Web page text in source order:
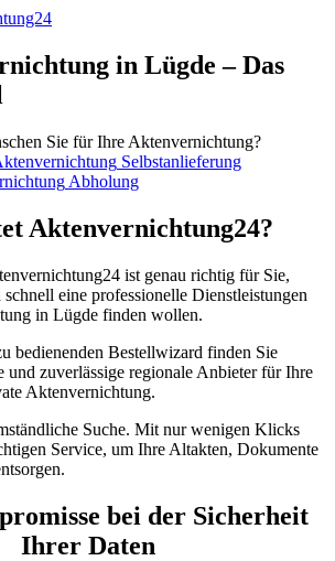
in Lügde – Das
Sie für Ihre Aktenvernichtung?
Selbstanlieferung
Abholung
Aktenvernichtung24?
ist genau richtig für Sie,
eine professionelle Dienstleistungen
in Lügde finden wollen.
bedienenden Bestellwizard finden Sie
und zuverlässige regionale Anbieter für Ihre
Aktenvernichtung.
Suche. Mit nur wenigen Klicks
Service, um Ihre Altakten, Dokumente
bei der Sicherheit
Ihrer Daten